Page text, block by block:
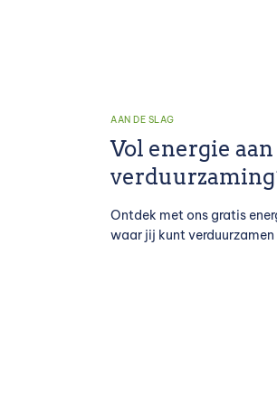
AAN DE SLAG
Vol energie
Ontdek met ons gratis
waar jij kunt